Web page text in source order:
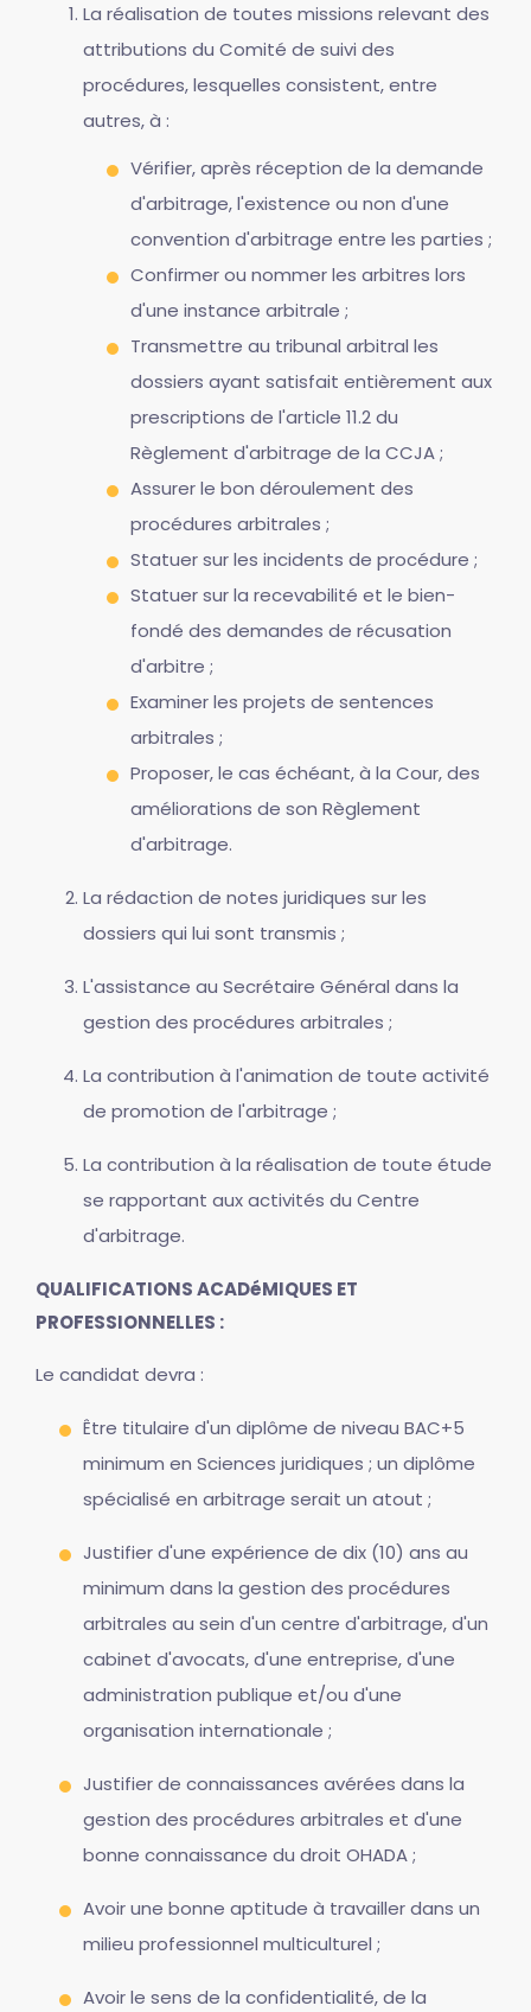
La réalisation de toutes missions relevant des
attributions du Comité de suivi des
procédures, lesquelles consistent, entre
autres, à :
Vérifier, après réception de la demande
d'arbitrage, l'existence ou non d'une
convention d'arbitrage entre les parties ;
Confirmer ou nommer les arbitres lors
d'une instance arbitrale ;
Transmettre au tribunal arbitral les
dossiers ayant satisfait entièrement aux
prescriptions de l'article 11.2 du
Règlement d'arbitrage de la CCJA ;
Assurer le bon déroulement des
procédures arbitrales ;
Statuer sur les incidents de procédure ;
Statuer sur la recevabilité et le bien-
fondé des demandes de récusation
d'arbitre ;
Examiner les projets de sentences
arbitrales ;
Proposer, le cas échéant, à la Cour, des
améliorations de son Règlement
d'arbitrage.
La rédaction de notes juridiques sur les
dossiers qui lui sont transmis ;
L'assistance au Secrétaire Général dans la
gestion des procédures arbitrales ;
La contribution à l'animation de toute activité
de promotion de l'arbitrage ;
La contribution à la réalisation de toute étude
se rapportant aux activités du Centre
d'arbitrage.
QUALIFICATIONS ACADéMIQUES ET
PROFESSIONNELLES :
Le candidat devra :
Être titulaire d'un diplôme de niveau BAC+5
minimum en Sciences juridiques ; un diplôme
spécialisé en arbitrage serait un atout ;
Justifier d'une expérience de dix (10) ans au
minimum dans la gestion des procédures
arbitrales au sein d'un centre d'arbitrage, d'un
cabinet d'avocats, d'une entreprise, d'une
administration publique et/ou d'une
organisation internationale ;
Justifier de connaissances avérées dans la
gestion des procédures arbitrales et d'une
bonne connaissance du droit OHADA ;
Avoir une bonne aptitude à travailler dans un
milieu professionnel multiculturel ;
Avoir le sens de la confidentialité, de la